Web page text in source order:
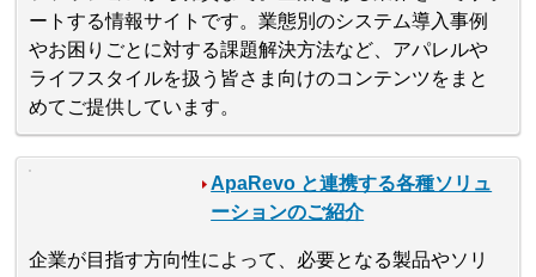
ートする情報サイトです。業態別のシステム導入事例
やお困りごとに対する課題解決方法など、アパレルや
ライフスタイルを扱う皆さま向けのコンテンツをまと
めてご提供しています。
ApaRevo と連携する各種ソリュ
ーションのご紹介
企業が目指す方向性によって、必要となる製品やソリ